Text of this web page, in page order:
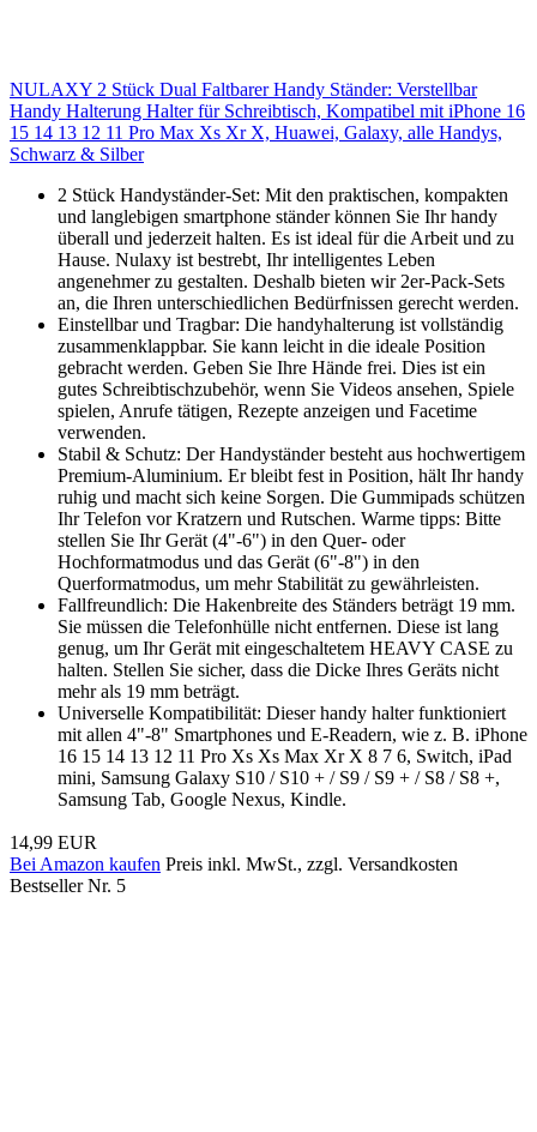
NULAXY 2 Stück Dual Faltbarer Handy Ständer: Verstellbar
Handy Halterung Halter für Schreibtisch, Kompatibel mit iPhone 16
15 14 13 12 11 Pro Max Xs Xr X, Huawei, Galaxy, alle Handys,
Schwarz & Silber
2 Stück Handyständer-Set: Mit den praktischen, kompakten
und langlebigen smartphone ständer können Sie Ihr handy
überall und jederzeit halten. Es ist ideal für die Arbeit und zu
Hause. Nulaxy ist bestrebt, Ihr intelligentes Leben
angenehmer zu gestalten. Deshalb bieten wir 2er-Pack-Sets
an, die Ihren unterschiedlichen Bedürfnissen gerecht werden.
Einstellbar und Tragbar: Die handyhalterung ist vollständig
zusammenklappbar. Sie kann leicht in die ideale Position
gebracht werden. Geben Sie Ihre Hände frei. Dies ist ein
gutes Schreibtischzubehör, wenn Sie Videos ansehen, Spiele
spielen, Anrufe tätigen, Rezepte anzeigen und Facetime
verwenden.
Stabil & Schutz: Der Handyständer besteht aus hochwertigem
Premium-Aluminium. Er bleibt fest in Position, hält Ihr handy
ruhig und macht sich keine Sorgen. Die Gummipads schützen
Ihr Telefon vor Kratzern und Rutschen. Warme tipps: Bitte
stellen Sie Ihr Gerät (4"-6") in den Quer- oder
Hochformatmodus und das Gerät (6"-8") in den
Querformatmodus, um mehr Stabilität zu gewährleisten.
Fallfreundlich: Die Hakenbreite des Ständers beträgt 19 mm.
Sie müssen die Telefonhülle nicht entfernen. Diese ist lang
genug, um Ihr Gerät mit eingeschaltetem HEAVY CASE zu
halten. Stellen Sie sicher, dass die Dicke Ihres Geräts nicht
mehr als 19 mm beträgt.
Universelle Kompatibilität: Dieser handy halter funktioniert
mit allen 4"-8" Smartphones und E-Readern, wie z. B. iPhone
16 15 14 13 12 11 Pro Xs Xs Max Xr X 8 7 6, Switch, iPad
mini, Samsung Galaxy S10 / S10 + / S9 / S9 + / S8 / S8 +,
Samsung Tab, Google Nexus, Kindle.
14,99 EUR
Bei Amazon kaufen Preis inkl. MwSt., zzgl. Versandkosten
Bestseller Nr. 5